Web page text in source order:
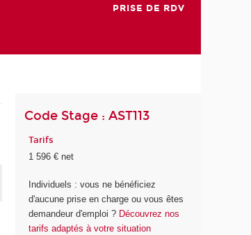
PRISE DE RDV
Code Stage : AST113
Tarifs
1 596 € net
Individuels : vous ne bénéficiez
d'aucune prise en charge ou vous êtes
demandeur d'emploi ? Découvrez nos
tarifs adaptés à votre situation